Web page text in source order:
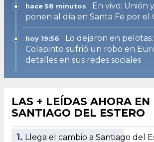
hace 58 minutos
En vivo: Unión
ponen al día en Santa Fe por el
hoy 19:56
Lo dejaron en
Colapinto sufrió un robo en
detalles en sus redes sociales
LAS + LEÍDAS AHORA EN
SANTIAGO DEL ESTERO
1. Llega el cambio a Santiago del